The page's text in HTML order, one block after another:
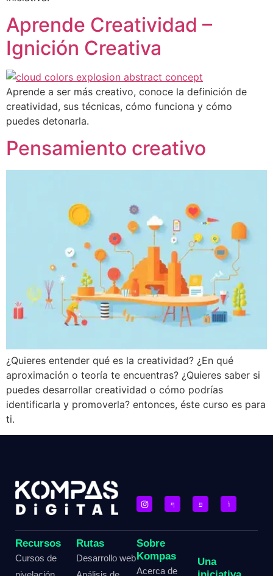
Aprende Creatividad –
Ignición Creativa
Aprende a ser más creativo, conoce la definición de
creatividad, sus técnicas, cómo funciona y cómo
puedes detonarla.
Pensamiento creativo
¿Quieres entender qué es la creatividad? ¿En qué
aproximación o teoría te encuentras? ¿Quieres saber si
puedes desarrollar creatividad o cómo podrías
identificarla y promoverla? entonces, éste curso es para
ti.
Recursos
Cursos de
Rutas
Desarrollo web
Sobre
Kompas
Acerca de
Una